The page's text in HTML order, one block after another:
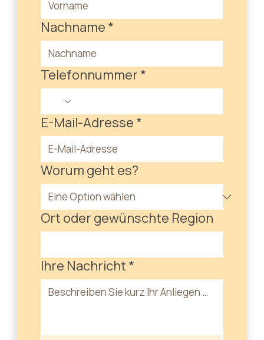
Nachname *
Telefonnummer *
E-Mail-Adresse *
Worum geht es?
Ort oder gewünschte Region
Ihre Nachricht *